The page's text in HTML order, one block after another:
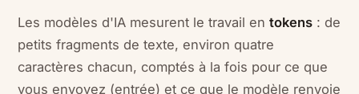
Les modèles d'IA mesurent le travail entokens : de
petits fragments de texte, environ quatre
caractères chacun, comptés à la fois pour ce que
vous envoyez (entrée) et ce que le modèle renvoie